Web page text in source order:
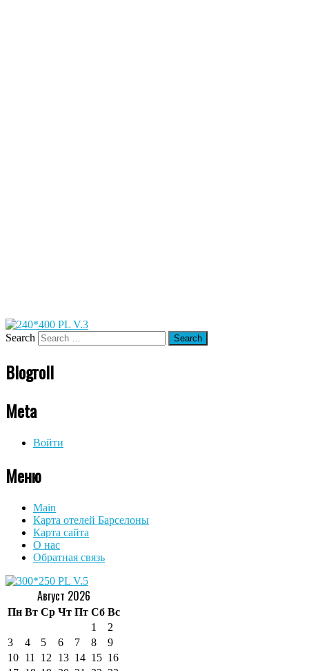
Search
Blogroll
Meta
Войти
Меню
Main
Карта отелей Барселоны
Карта сайта
О нас
Обратная связь
Август 2026
Пн Вт Ср Чт Пт Сб Вс
1
2
3
4 5 6 7 8
9
10 11 12 13 14 15 16